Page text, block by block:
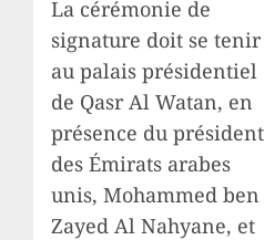
La cérémonie de
signature doit se tenir
au palais présidentiel
de Qasr Al Watan, en
présence du président
des Émirats arabes
unis, Mohammed ben
Zayed Al Nahyane, et